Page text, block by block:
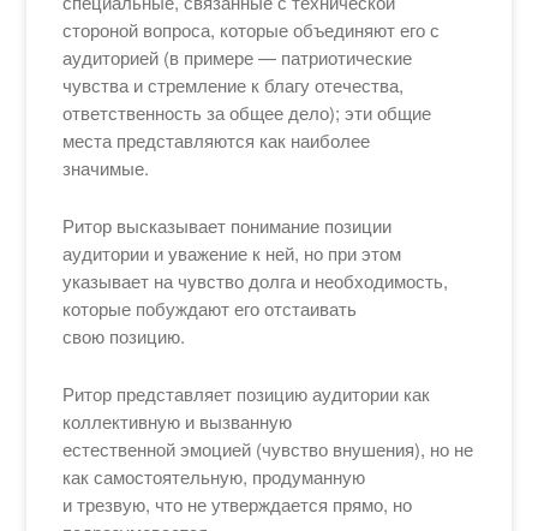
стороной вопроса, которые объединяют его с
аудиторией (в примере — патриотические
чувства и стремление к благу отечества,
ответственность за общее дело); эти общие
места представляются как наиболее
значимые.
Ритор высказывает понимание позиции
аудитории и уважение к ней, но при этом
указывает на чувство долга и необходимость,
которые побуждают его отстаивать
свою позицию.
Ритор представляет позицию аудитории как
коллективную и вызванную
естественной эмоцией (чувство внушения), но не
как самостоятельную, продуманную
и трезвую, что не утверждается прямо, но